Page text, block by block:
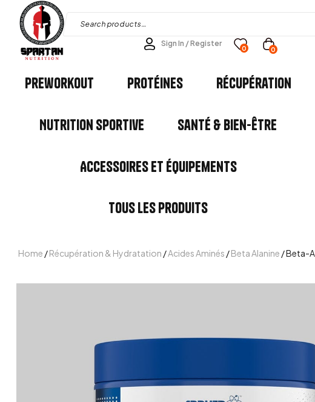
Sign In / Register
0 0
Preworkout Protéines Récupération
Nutrition Sportive Santé & Bien-être
Accessoires et Équipements
Tous les Produits
Home /Récupération & Hydratation /Acides Aminés /Beta Alanine / Beta-